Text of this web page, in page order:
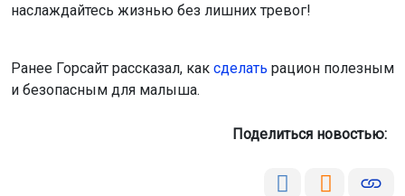
наслаждайтесь жизнью без лишних тревог!
Ранее Горсайт рассказал, как сделать рацион полезным
и безопасным для малыша.
Поделиться новостью: